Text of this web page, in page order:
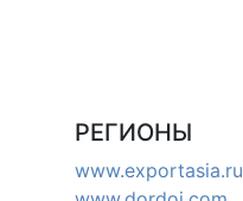
РЕГИОНЫ
www.exportasia.ru